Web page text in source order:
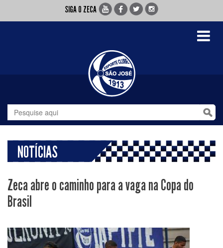
SIGA O ZECA
Toggle
NOTÍCIAS
Zeca abre o caminho para a vaga na Copa do
Brasil